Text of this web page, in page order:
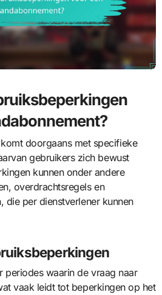
doorgaans met specifieke
gebruikers zich bewust
kunnen onder andere
overdrachtsregels en
die per dienstverlener kunnen
periodes waarin de vraag naar
vaak leidt tot beperkingen op het